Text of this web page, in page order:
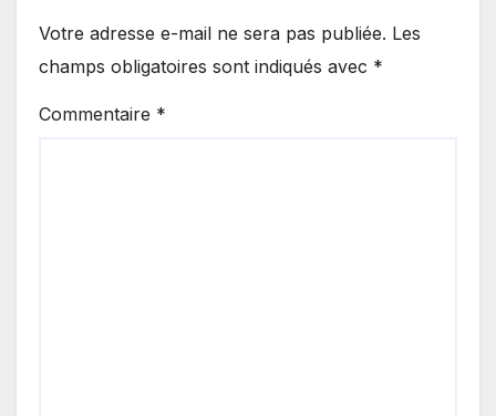
Votre adresse e-mail ne sera pas publiée. Les
champs obligatoires sont indiqués avec *
Commentaire *